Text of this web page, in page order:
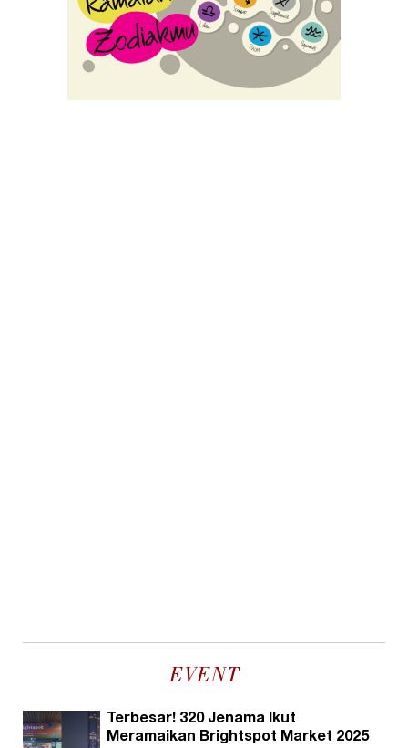
EVENT
Terbesar! 320 Jenama Ikut
Meramaikan Brightspot Market 2025